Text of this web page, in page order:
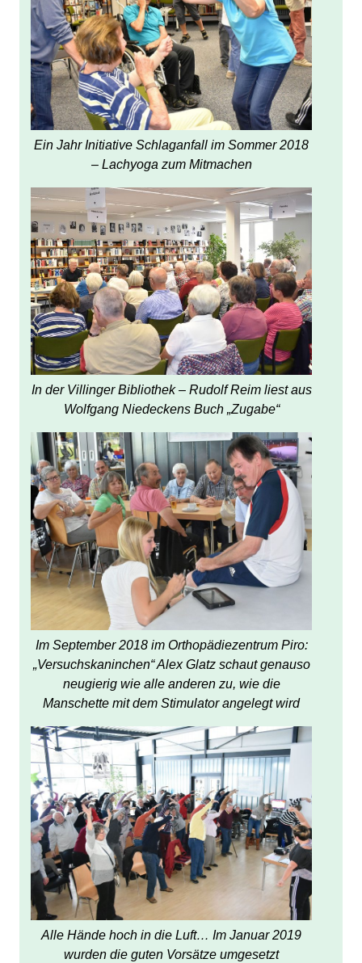
Ein Jahr Initiative Schlaganfall im Sommer 2018
– Lachyoga zum Mitmachen
In der Villinger Bibliothek – Rudolf Reim liest aus
Wolfgang Niedeckens Buch „Zugabe“
Im September 2018 im Orthopädiezentrum Piro:
„Versuchskaninchen“ Alex Glatz schaut genauso
neugierig wie alle anderen zu, wie die
Manschette mit dem Stimulator angelegt wird
Alle Hände hoch in die Luft… Im Januar 2019
wurden die guten Vorsätze umgesetzt